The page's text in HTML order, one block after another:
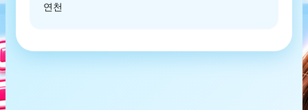
연천